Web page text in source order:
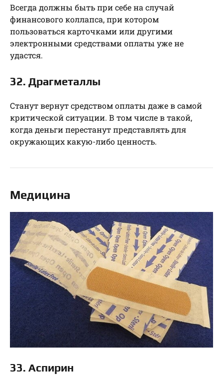
Всегда должны быть при себе на случай
финансового коллапса, при котором
пользоваться карточками или другими
электронными средствами оплаты уже не
удастся.
32. Драгметаллы
Станут вернут средством оплаты даже в самой
критической ситуации. В том числе в такой,
когда деньги перестанут представлять для
окружающих какую-либо ценность.
Медицина
33. Аспирин